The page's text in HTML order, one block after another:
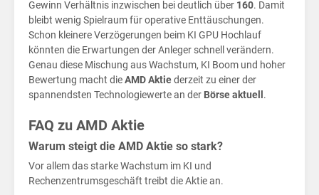
Gewinn Verhältnis inzwischen bei deutlich über 160. Damit
bleibt wenig Spielraum für operative Enttäuschungen.
Schon kleinere Verzögerungen beim KI GPU Hochlauf
könnten die Erwartungen der Anleger schnell verändern.
Genau diese Mischung aus Wachstum, KI Boom und hoher
Bewertung macht dieAMD Aktiederzeit zu einer der
spannendsten Technologiewerte an der Börse aktuell .
FAQ zu AMD Aktie
Warum steigt die AMD Aktie so stark?
Vor allem das starke Wachstum im KI und
Rechenzentrumsgeschäft treibt die Aktie an.